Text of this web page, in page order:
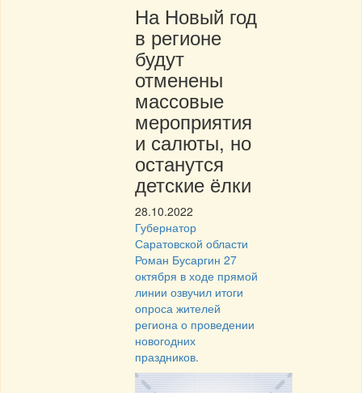
На Новый год
в регионе
будут
отменены
массовые
мероприятия
и салюты, но
останутся
детские ёлки
28.10.2022
Губернатор
Саратовской области
Роман Бусаргин 27
октября в ходе прямой
линии озвучил итоги
опроса жителей
региона о проведении
новогодних
праздников.